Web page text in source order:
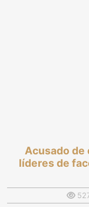
Acusado
líderes de